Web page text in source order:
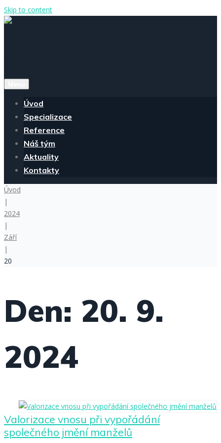
Skip to content
Úvod
Specializace
Reference
Náš tým
Aktuality
Kontakty
Úvod
|
2024
|
Září
|
20
Den: 20. 9.
2024
Valorizace vnosu při vypořádání
společného jmění manželů